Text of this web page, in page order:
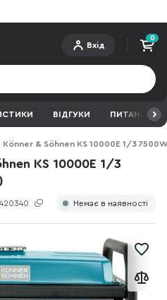
Вхід
0
ВІДГУКИ ПИТАННЯ ТА
Könner & Söhnen KS 10000E 1/3
KS 10000E 1/3
420340 Немає в наявності